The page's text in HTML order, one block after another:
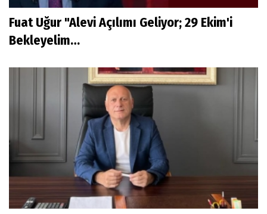
Fuat Uğur "Alevi Açılımı Geliyor; 29 Ekim'i
Bekleyelim…